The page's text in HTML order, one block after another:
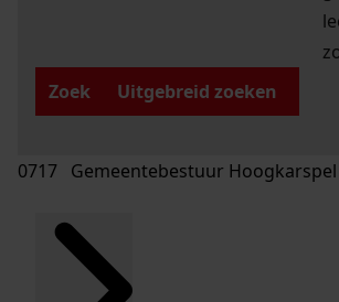
Zoek
Uitgebreid zoeken
0717 Gemeentebestuur Hoogkarspel